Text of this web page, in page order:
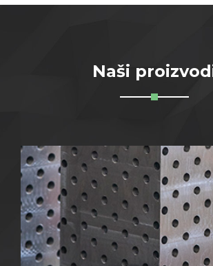
Naši